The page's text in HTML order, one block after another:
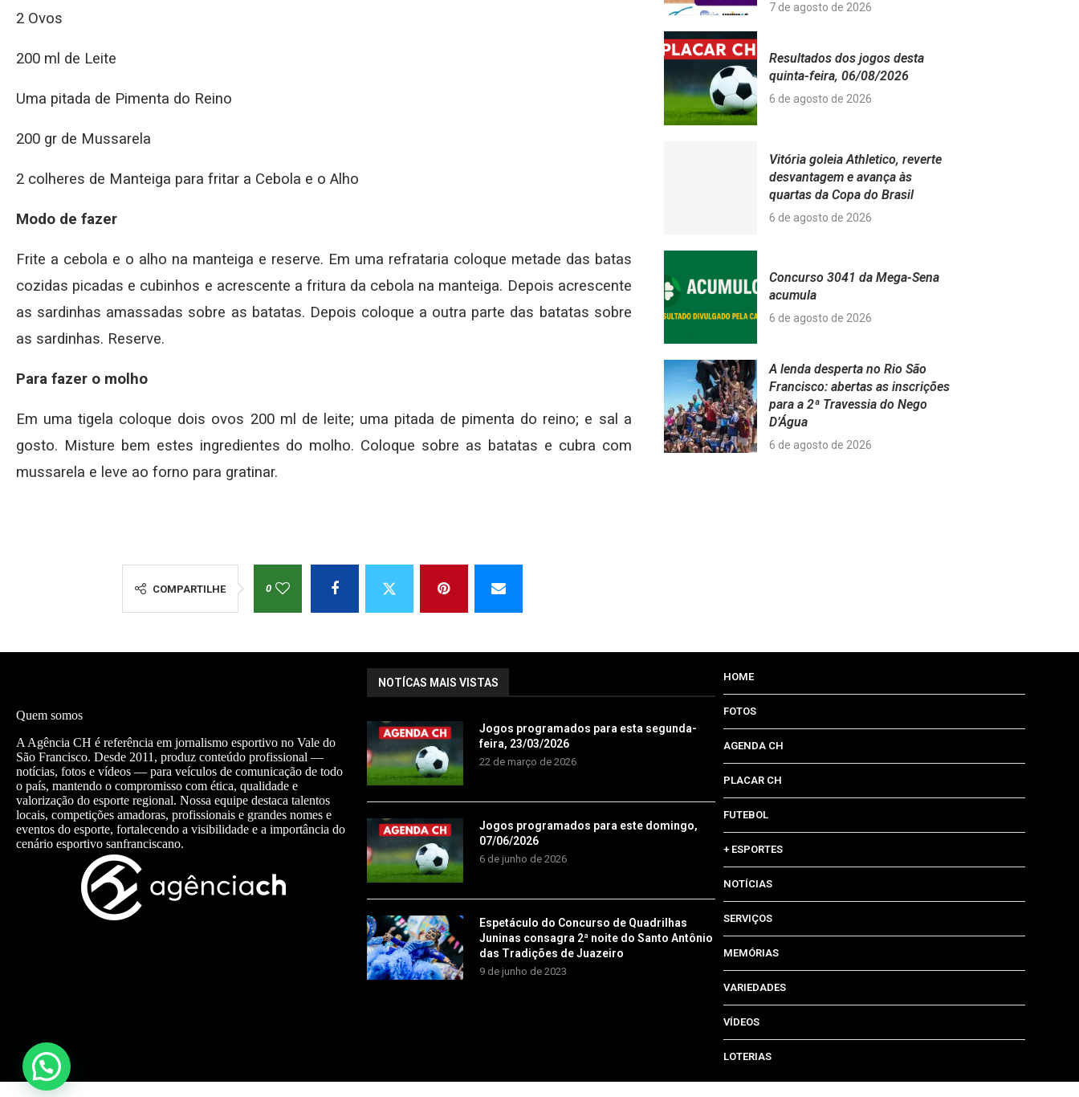
2 Ovos
200 ml de Leite
Uma pitada de Pimenta do Reino
200 gr de Mussarela
2 colheres de Manteiga para fritar a Cebola e o Alho
Modo de fazer
Frite a cebola e o alho na manteiga e reserve. Em uma refrataria coloque metade das batas
cozidas picadas e cubinhos e acrescente a fritura da cebola na manteiga. Depois acrescente
as sardinhas amassadas sobre as batatas. Depois coloque a outra parte das batatas sobre
as sardinhas. Reserve.
Para fazer o molho
Em uma tigela coloque dois ovos 200 ml de leite; uma pitada de pimenta do reino; e sal a
gosto. Misture bem estes ingredientes do molho. Coloque sobre as batatas e cubra com
mussarela e leve ao forno para gratinar.
COMPARTILHE 0
7 de agosto de 2026
Resultados dos jogos desta
quinta-feira, 06/08/2026
6 de agosto de 2026
Vitória goleia Athletico, reverte
desvantagem e avança às
quartas da Copa do Brasil
6 de agosto de 2026
Concurso 3041 da Mega-Sena
acumula
6 de agosto de 2026
A lenda desperta no Rio São
Francisco: abertas as inscrições
para a 2ª Travessia do Nego
D’Água
6 de agosto de 2026
Quem somos
A Agência CH é referência em jornalismo esportivo no Vale do
São Francisco. Desde 2011, produz conteúdo profissional —
notícias, fotos e vídeos — para veículos de comunicação de todo
o país, mantendo o compromisso com ética, qualidade e
valorização do esporte regional. Nossa equipe destaca talentos
locais, competições amadoras, profissionais e grandes nomes e
eventos do esporte, fortalecendo a visibilidade e a importância do
cenário esportivo sanfranciscano.
NOTÍCAS MAIS VISTAS
Jogos programados para esta segunda-
feira, 23/03/2026
22 de março de 2026
Jogos programados para este domingo,
07/06/2026
6 de junho de 2026
Espetáculo do Concurso de Quadrilhas
Juninas consagra 2ª noite do Santo Antônio
das Tradições de Juazeiro
9 de junho de 2023
HOME
FOTOS
AGENDA CH
PLACAR CH
FUTEBOL
+ ESPORTES
NOTÍCIAS
SERVIÇOS
MEMÓRIAS
VARIEDADES
VÍDEOS
LOTERIAS